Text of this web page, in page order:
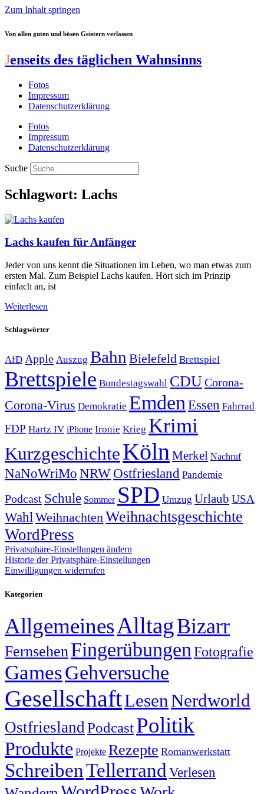
Zum Inhalt springen
Von allen guten und bösen Geistern verlassen
Jenseits des täglichen Wahnsinns
Fotos
Impressum
Datenschutzerklärung
Fotos
Impressum
Datenschutzerklärung
Suche
Schlagwort: Lachs
Lachs kaufen für Anfänger
Jeder von uns kennt die Situationen im Leben, wo man etwas zum
ersten Mal. Zum Beispiel Lachs kaufen. Hört sich im Prinzip
einfach an, ist
Weiterlesen
Schlagwörter
AfD Apple Auszug Bahn Bielefeld Brettspiel
Brettspiele Bundestagswahl CDUCorona-
Corona-Virus Demokratie EmdenEssen Fahrrad
FDP Hartz IV iPhone Ironie Krieg Krimi
KurzgeschichteKölnMerkel Nachruf
NaNoWriMo NRWOstfriesland Pandemie
Podcast Schule Sommer SPD Umzug Urlaub USA
WahlWeihnachtenWeihnachtsgeschichte
WordPress
Privatsphäre-Einstellungen ändern
Historie der Privatsphäre-Einstellungen
Einwilligungen widerrufen
Kategorien
AllgemeinesAlltagBizarr
Fernsehen Fingerübungen Fotografie
GamesGehversuche
GesellschaftLesen Nerdworld
Ostfriesland PodcastPolitik
Produkte Projekte Rezepte Romanwerkstatt
SchreibenTellerrand Verlesen